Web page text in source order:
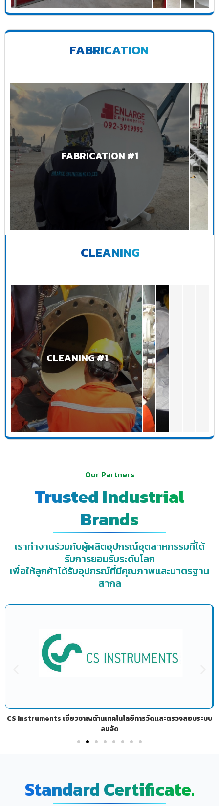
FABRICATION
FABRICATION #1
CLEANING
CLEANING #1
Our Partners
Trusted Industrial
Brands
เราทำงานร่วมกับผู้ผลิตอุปกรณ์อุตสาหกรรมที่ได้
รับการยอมรับระดับโลก
เพื่อให้ลูกค้าได้รับอุปกรณ์ที่มีคุณภาพและมาตรฐาน
สากล
CS Instruments เชี่ยวชาญด้านเทคโนโลยีการวัดและตรวจสอบระบบ
ลมอัด
Standard Certificate.